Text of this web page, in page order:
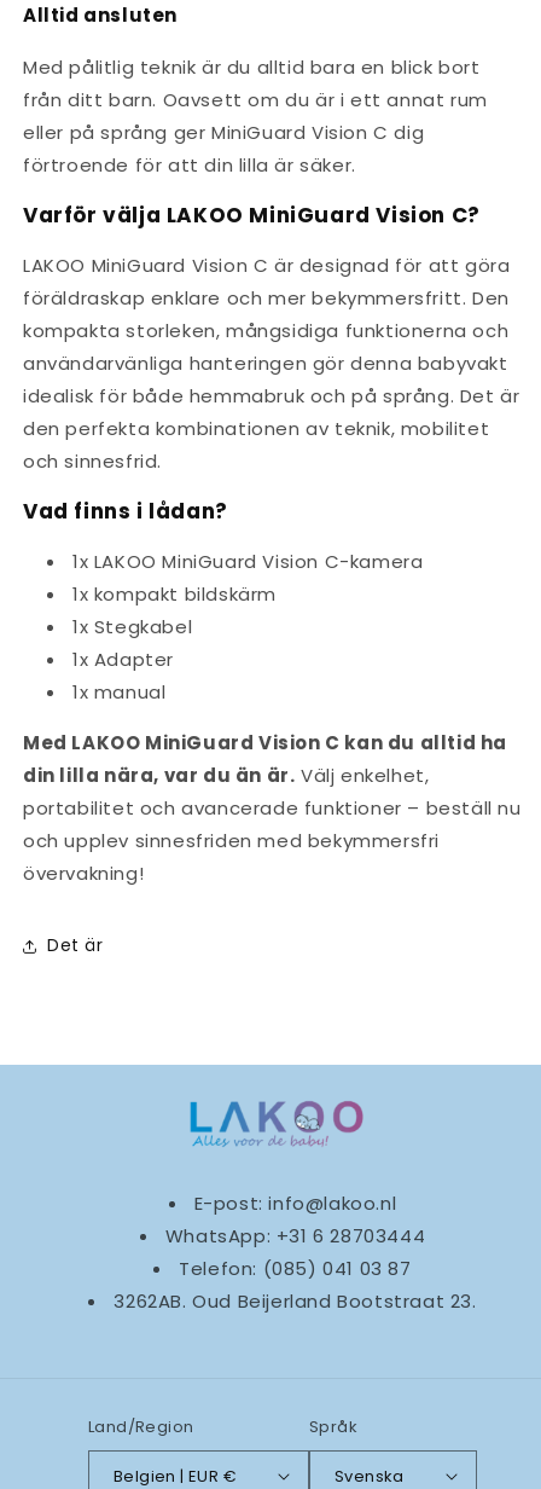
Alltid ansluten
Med pålitlig teknik är du alltid bara en blick bort
från ditt barn. Oavsett om du är i ett annat rum
eller på språng ger MiniGuard Vision C dig
förtroende för att din lilla är säker.
Varför välja LAKOO MiniGuard Vision C?
LAKOO MiniGuard Vision C är designad för att göra
föräldraskap enklare och mer bekymmersfritt. Den
kompakta storleken, mångsidiga funktionerna och
användarvänliga hanteringen gör denna babyvakt
idealisk för både hemmabruk och på språng. Det är
den perfekta kombinationen av teknik, mobilitet
och sinnesfrid.
Vad finns i lådan?
1x LAKOO MiniGuard Vision C-kamera
1x kompakt bildskärm
1x Stegkabel
1x Adapter
1x manual
Med LAKOO MiniGuard Vision C kan du alltid ha
din lilla nära, var du än är. Välj enkelhet,
portabilitet och avancerade funktioner – beställ nu
och upplev sinnesfriden med bekymmersfri
övervakning!
Det är
E-post: info@lakoo.nl
WhatsApp: +31 6 28703444
Telefon: (085) 041 03 87
3262AB. Oud Beijerland Bootstraat 23.
Land/Region
Belgien | EUR €
Språk
Svenska